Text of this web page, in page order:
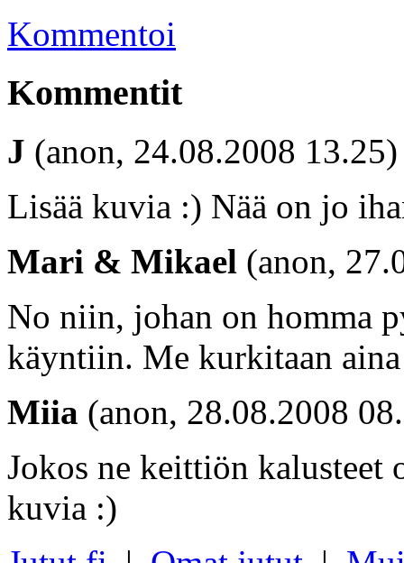
Kommentoi
Kommentit
J (anon, 24.08.2008 13.25)
Lisää kuvia :) Nää on jo
Mari & Mikael (anon,
No niin, johan on homma
käyntiin. Me kurkitaan
Miia (anon, 28.08.2008
Jokos ne keittiön kalusteet
kuvia :)